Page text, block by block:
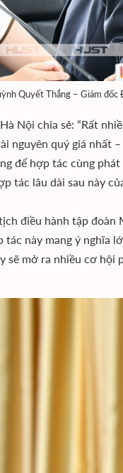
Quyết Thắng – Giám
Nội chia sẻ: “Rất
nguyên quý giá nhất
để hợp tác cùng
tác lâu dài sau này
điều hành tập đoàn
tác này mang ý nghĩa
sẽ mở ra nhiều cơ